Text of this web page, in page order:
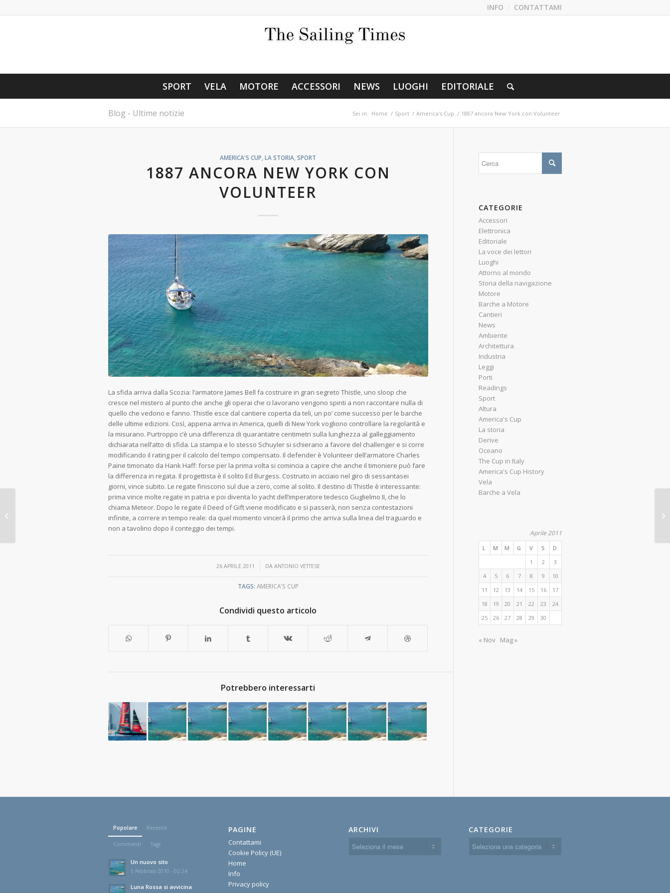
INFO CONTATTAMI
SPORT VELA MOTORE ACCESSORI NEWS LUOGHI EDITORIALE
Blog - Ultime notizie Sei in: Home / Sport / America's Cup / 1887 ancora New York con Volunteer
AMERICA'S CUP ,LA STORIA ,SPORT
1887 ANCORA NEW YORK CON
VOLUNTEER
La sfida arriva dalla Scozia: l’armatore James Bell fa costruire in gran segreto Thistle, uno sloop che
cresce nel mistero al punto che anche gli operai che ci lavorano vengono spinti a non raccontare nulla di
quello che vedono e fanno. Thistle esce dal cantiere coperta da teli, un po’ come successo per le barche
delle ultime edizioni. Così, appena arriva in America, quelli di New York vogliono controllare la regolarità e
la misurano. Purtroppo c’è una differenza di quarantatre centimetri sulla lunghezza al galleggiamento
dichiarata nell’atto di sfida. La stampa e lo stesso Schuyler si schierano a favore del challenger e si corre
modificando il rating per il calcolo del tempo compensato. Il defender è Volunteer dell’armatore Charles
Paine timonato da Hank Haff: forse per la prima volta si comincia a capire che anche il timoniere può fare
la differenza in regata. Il progettista è il solito Ed Burgess. Costruito in acciaio nel giro di sessantasei
giorni, vince subito. Le regate finiscono sul due a zero, come al solito. Il destino di Thistle è interessante:
prima vince molte regate in patria e poi diventa lo yacht dell’imperatore tedesco Guglielmo II, che lo
chiama Meteor. Dopo le regate il Deed of Gift viene modificato e si passerà, non senza contestazioni
infinite, a correre in tempo reale: da quel momento vincerà il primo che arriva sulla linea del traguardo e
non a tavolino dopo il conteggio dei tempi.
26 APRILE 2011
/ DA ANTONIO VETTESE
TAGS: AMERICA'S CUP
Condividi questo articolo
Potrebbero interessarti
CATEGORIE
Accessori
Elettronica
Editoriale
La voce dei lettori
Luoghi
Attorno al mondo
Storia della navigazione
Motore
Barche a Motore
Cantieri
News
Ambiente
Architettura
Industria
Leggi
Porti
Readings
Sport
Altura
America's Cup
La storia
Derive
Oceano
The Cup in Italy
America's Cup History
Vela
Barche a Vela
Aprile 2011
L M M G V S
D
1
2
3
4
5 6 7 8 9
10
11
12 13 14 15 16
17
18
19 20 21 22 23
24
25
26 27 28 29 30
« Nov Mag »
Popolare Recente
Commenti Tags
Un nuovo sito
5 Febbraio 2010 - 02:24
Luna Rossa si avvicina
PAGINE
Contattami
Cookie Policy (UE)
Home
Info
Privacy policy
ARCHIVI CATEGORIE
Categorie